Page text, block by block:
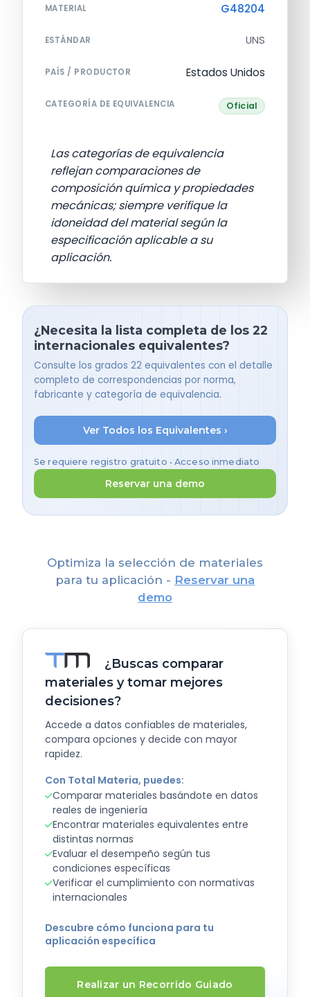
MATERIAL G48204
ESTÁNDAR UNS
PAÍS / PRODUCTOR Estados Unidos
CATEGORÍA DE EQUIVALENCIA Oficial
Las categorías de equivalencia
reflejan comparaciones de
composición química y propiedades
mecánicas; siempre verifique la
idoneidad del material según la
especificación aplicable a su
aplicación.
¿Necesita la lista completa de los 22
internacionales equivalentes?
Consulte los grados 22 equivalentes con el detalle
completo de correspondencias por norma,
fabricante y categoría de equivalencia.
Ver Todos los Equivalentes ›
Se requiere registro gratuito • Acceso inmediato
Reservar una demo
Optimiza la selección de materiales
para tu aplicación - Reservar una
demo
¿Buscas comparar
materiales y tomar mejores
decisiones?
Accede a datos confiables de materiales,
compara opciones y decide con mayor
rapidez.
Con Total Materia, puedes:
Comparar materiales basándote en datos
reales de ingeniería
Encontrar materiales equivalentes entre
distintas normas
Evaluar el desempeño según tus
condiciones específicas
Verificar el cumplimiento con normativas
internacionales
Descubre cómo funciona para tu
aplicación específica
Realizar un Recorrido Guiado